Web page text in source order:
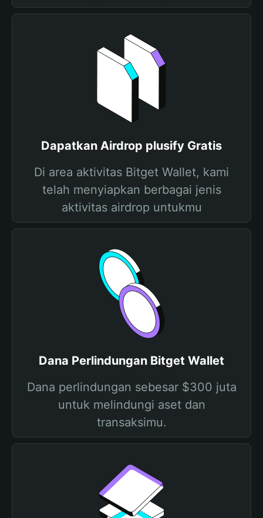
Dapatkan Airdrop plusify Gratis
Di area aktivitas Bitget Wallet, kami
telah menyiapkan berbagai jenis
aktivitas airdrop untukmu
Dana Perlindungan Bitget Wallet
Dana perlindungan sebesar $300 juta
untuk melindungi aset dan
transaksimu.